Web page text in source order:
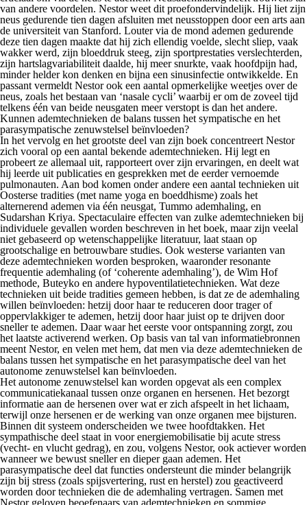
van andere voordelen. Nestor weet dit proefondervindelijk. Hij liet zijn
neus gedurende tien dagen afsluiten met neusstoppen door een arts aan
de universiteit van Stanford. Louter via de mond ademen gedurende
deze tien dagen maakte dat hij zich ellendig voelde, slecht sliep, vaak
wakker werd, zijn bloeddruk steeg, zijn sportprestaties verslechterden,
zijn hartslagvariabiliteit daalde, hij meer snurkte, vaak hoofdpijn had,
minder helder kon denken en bijna een sinusinfectie ontwikkelde. En
passant vermeldt Nestor ook een aantal opmerkelijke weetjes over de
neus, zoals het bestaan van ‘nasale cycli’ waarbij er om de zoveel tijd
telkens één van beide neusgaten meer verstopt is dan het andere.
Kunnen ademtechnieken de balans tussen het sympatische en het
parasympatische zenuwstelsel beïnvloeden?
In het vervolg en het grootste deel van zijn boek concentreert Nestor
zich vooral op een aantal bekende ademtechnieken. Hij legt en
probeert ze allemaal uit, rapporteert over zijn ervaringen, en deelt wat
hij leerde uit publicaties en gesprekken met de eerder vernoemde
pulmonauten. Aan bod komen onder andere een aantal technieken uit
Oosterse tradities (met name yoga en boeddhisme) zoals het
alternerend ademen via één neusgat, Tummo ademhaling, en
Sudarshan Kriya. Spectaculaire effecten van zulke ademtechnieken bij
individuele gevallen worden beschreven in het boek, maar zijn veelal
niet gebaseerd op wetenschappelijke literatuur, laat staan op
grootschalige en betrouwbare studies. Ook westerse varianten van
deze ademtechnieken worden besproken, waaronder resonante
frequentie ademhaling (of ‘coherente ademhaling’), de Wim Hof
methode, Buteyko en andere hypoventilatietechnieken. Wat deze
technieken uit beide tradities gemeen hebben, is dat ze de ademhaling
willen beïnvloeden: hetzij door haar te reduceren door trager of
oppervlakkiger te ademen, hetzij door haar juist op te drijven door
sneller te ademen. Daar waar het eerste voor ontspanning zorgt, zou
het laatste activerend werken. Op basis van tal van informatiebronnen
meent Nestor, en velen met hem, dat men via deze ademtechnieken de
balans tussen het sympatische en het parasympatische deel van het
autonome zenuwstelsel kan beïnvloeden.
Het autonome zenuwstelsel kan worden opgevat als een complex
communicatiekanaal tussen onze organen en hersenen. Het bezorgt
informatie aan de hersenen over wat er zich afspeelt in het lichaam,
terwijl onze hersenen er de werking van onze organen mee bijsturen.
Binnen dit systeem onderscheiden we twee hoofdtakken. Het
sympathische deel staat in voor energiemobilisatie bij acute stress
(vecht- en vlucht gedrag), en zou, volgens Nestor, ook actiever worden
wanneer we bewust sneller en dieper gaan ademen. Het
parasympatische deel dat functies ondersteunt die minder belangrijk
zijn bij stress (zoals spijsvertering, rust en herstel) zou geactiveerd
worden door technieken die de ademhaling vertragen. Samen met
Nestor geloven beoefenaars van ademtechnieken en sommige